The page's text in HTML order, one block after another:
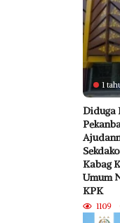
1
Diduga
Kabag
Umum
KPK
1109